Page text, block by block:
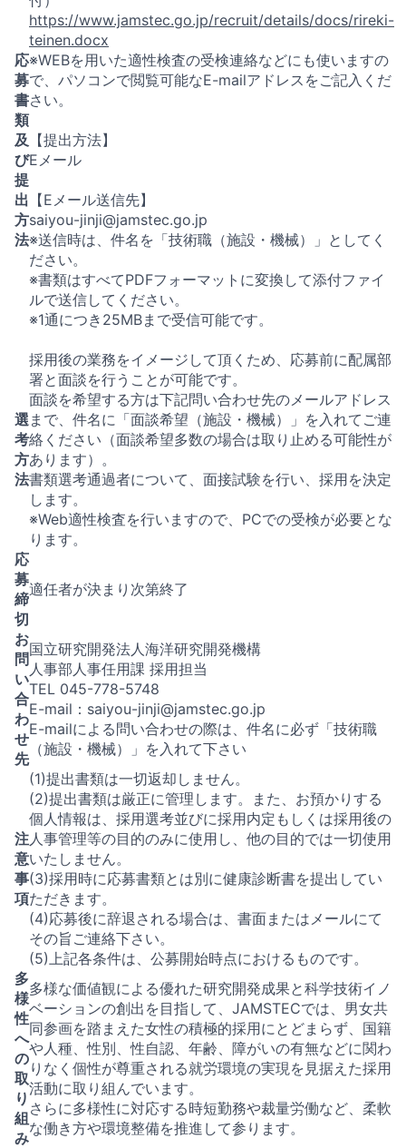
応
募
書
類
及
び
提
出
方
法
https://www.jamstec.go.jp/recruit/details/docs/rireki-
teinen.docx
※WEBを用いた適性検査の受検連絡などにも使いますの
で、パソコンで閲覧可能なE-mailアドレスをご記入くだ
さい。
【提出方法】
Eメール
【Eメール送信先】
saiyou-jinji@jamstec.go.jp
※送信時は、件名を「技術職（施設・機械）」としてく
ださい。
※書類はすべてPDFフォーマットに変換して添付ファイ
ルで送信してください。
※1通につき25MBまで受信可能です。
選
考
方
法
採用後の業務をイメージして頂くため、応募前に配属部
署と面談を行うことが可能です。
面談を希望する方は下記問い合わせ先のメールアドレス
まで、件名に「面談希望（施設・機械）」を入れてご連
絡ください（面談希望多数の場合は取り止める可能性が
あります）。
書類選考通過者について、面接試験を行い、採用を決定
します。
※Web適性検査を行いますので、PCでの受検が必要とな
ります。
応
募
締
切
適任者が決まり次第終了
お
問
い
合
わ
せ
先
国立研究開発法人海洋研究開発機構
人事部人事任用課 採用担当
TEL 045-778-5748
E-mail：saiyou-jinji@jamstec.go.jp
E-mailによる問い合わせの際は、件名に必ず「技術職
（施設・機械）」を入れて下さい
注
意
事
項
(1)提出書類は一切返却しません。
(2)提出書類は厳正に管理します。また、お預かりする
個人情報は、採用選考並びに採用内定もしくは採用後の
人事管理等の目的のみに使用し、他の目的では一切使用
いたしません。
(3)採用時に応募書類とは別に健康診断書を提出してい
ただきます。
(4)応募後に辞退される場合は、書面またはメールにて
その旨ご連絡下さい。
(5)上記各条件は、公募開始時点におけるものです。
多
様
性
へ
の
取
り
組
み
多様な価値観による優れた研究開発成果と科学技術イノ
ベーションの創出を目指して、JAMSTECでは、男女共
同参画を踏まえた女性の積極的採用にとどまらず、国籍
や人種、性別、性自認、年齢、障がいの有無などに関わ
りなく個性が尊重される就労環境の実現を見据えた採用
活動に取り組んでいます。
さらに多様性に対応する時短勤務や裁量労働など、柔軟
な働き方や環境整備を推進して参ります。